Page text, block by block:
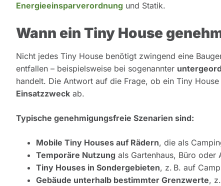
Energieeinsparverordnung und Statik.
Wann ein Tiny House
Nicht jedes Tiny House benötigt zwingend eine
entfallen – beispielsweise bei sogenannter
handelt. Die Antwort auf die Frage, ob ein Tiny
Einsatzzweck ab.
Typische genehmigungsfreie Szenarien sind:
Mobile Tiny Houses auf Rädern, die als
Temporäre Nutzung als Gartenhaus, Büro oder
Tiny Houses in Sondergebieten, z. B. auf
Gebäude unterhalb bestimmter Grenzwerte,